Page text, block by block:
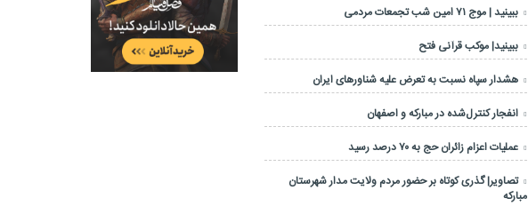
ببینید | موج ۷۱ امین شب تجمعات مردمی
ببینید| موکب قرآنی فتح
هشدار سپاه نسبت به تعرض علیه شناورهای ایران
انفجار کنترل‌شده در مبارکه و اصفهان
عملیات اعزام زائران حج به ۷۰ درصد رسید
تصاویر| گذری کوتاه بر حضور مردم ولایت مدار شهرستان
مبارکه